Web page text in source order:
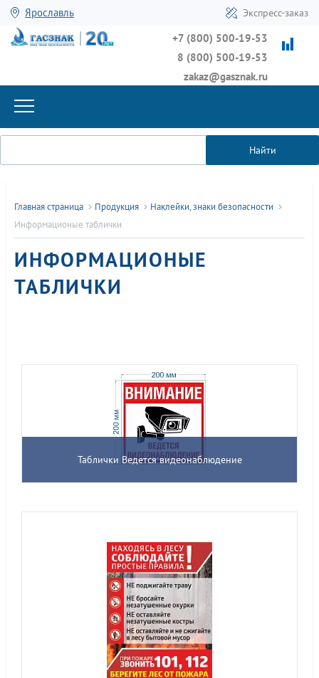
Ярославль Экспресс-заказ
+7 (800) 500-19-53
8 (800) 500-19-53
zakaz@gasznak.ru
Найти
Главная страница Продукция
Наклейки, знаки безопасности
Информационые таблички
ИНФОРМАЦИОНЫЕ
ТАБЛИЧКИ
Таблички Ведется видеонаблюдение